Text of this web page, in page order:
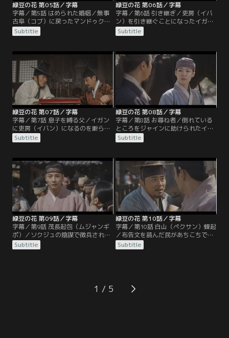
緑豆の花 第05話／字幕
字幕／第5話 はめられた婚姻／無事
古阜（コブ）に戻ったマンドゥクは
ジャインに沙鉢通文（サバルトンム
ン）を突きつけ米を売る約束を撤回
に派遣された按覈使（アネクサ）は
報復しないと約束した郡守（クン
ス）の言葉を覆して東学教徒を投獄
し、ソクジュを極刑に処すと言う。
Subtitle
緑豆の花 第06話／字幕
字幕／第6話 引き継ぎ／吏房（イバ
ン）を引き継ぐことになったイガン
だが、民から金を巻き上げるやり方
にどうにも心が落ち着かない。日本
方を捜すジャインは、ある日、再び
蜂起することを示唆する張り紙を発
見する。
Subtitle
緑豆の花 第07話／字幕
字幕／第7話 息子を縛る父／イガン
に吏房（イバン）になるのを断られ
たマンドゥクはイガンの母ユウォル
に東学教徒のぬれぎぬを着せる。こ
教徒だと嘘の証言をした男の家を訪
ねるが、そこでチョルドゥと乱闘に
なり彼を殺してしまう。
Subtitle
緑豆の花 第08話／字幕
字幕／第8話 お尋ね者／倒れている
ところをジャインに助けられたイガ
ンは禅雲（ソヌン）寺に監営（カミ
ョン）軍が攻め入ったと聞き、すぐ
ではお尋ね者イガンの張り紙があち
こちに貼られ、イヒョンはイガンを
追い詰めた父親に怒りをぶつける。
Subtitle
緑豆の花 第09話／字幕
字幕／第9話 茂長起包（ムジャンギ
ポ）／ソクジュの陰謀で徴兵された
イヒョンは戦場へ向かい、イガンは
ボンジュンを訪ねて自分を義兵とし
して白山（ペクサン）の武器庫へと
Subtitle
緑豆の花 第10話／字幕
字幕／第10話 白山（ペクサン）蜂起
／布告文を読んだ民があちこちで蜂
起するが、火薬が圧倒的に足りない
東学軍は白山の火薬庫を襲撃するこ
を開始。逃げ惑うイヒョンの前にイ
ガンが現れる。
Subtitle
1